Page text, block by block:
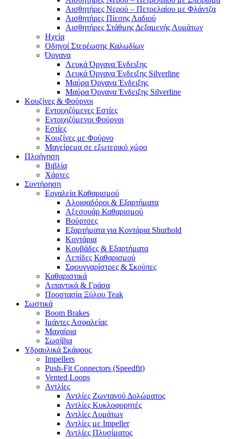
Αισθητήρες Νερού – Πετρελαίου με Φλάντζα
Αισθητήρες Πίεσης Λαδιού
Αισθητήρες Στάθμης Δεξαμενής Λυμάτων
Ηχεία
Οδηγοί Στερέωσης Καλωδίων
Όργανα
Λευκά Όργανα Ένδειξης
Λευκά Όργανα Ένδειξης Silverline
Μαύρα Όργανα Ένδειξης
Μαύρα Όργανα Ένδειξης Silverline
Κουζίνες & Φούρνοι
Εντοιχιζόμενες Εστίες
Εντοιχιζόμενοι Φούρνοι
Εστίες
Κουζίνες με Φούρνο
Μαγείρεμα σε εξωτερικό χώρο
Πλοήγηση
Βιβλία
Χάρτες
Συντήρηση
Εργαλεία Καθαρισμού
Αλοιφαδόροι & Εξαρτήματα
Αξεσουάρ Καθαρισμού
Βούρτσες
Εξαρτήματα για Κοντάρια Shurhold
Κοντάρια
Κουβάδες & Εξαρτήματα
Λεπίδες Καθαρισμού
Σφουγγαρίστρες & Σκούπες
Καθαριστικά
Λιπαντικά & Γράσα
Προστασία Ξύλου Teak
Σωστικά
Boom Brakes
Ιμάντες Ασφαλείας
Μαχαίρια
Σωσίβια
Υδραυλικά Σκάφους
Impellers
Push-Fit Connectors (Speedfit)
Vented Loops
Αντλίες
Αντλίες Ζωντανού Δολώματος
Αντλίες Κυκλοφορητές
Αντλίες Λυμάτων
Αντλίες με Impeller
Αντλίες Πλυσίματος